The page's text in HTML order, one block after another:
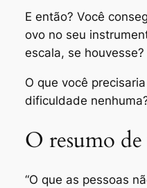
E então? Você
ovo no seu
escala, se houvesse?
O que você
dificuldade
O resumo de
“O que as pessoas